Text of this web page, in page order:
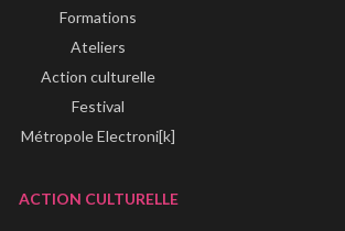
Formations
Ateliers
Action culturelle
Festival
Métropole Electroni[k]
ACTION CULTURELLE